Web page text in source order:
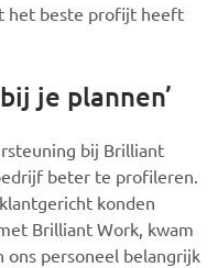
het beste profijt heeft
je plannen’
bij Brilliant
beter te profileren.
konden
Brilliant Work, kwam
ons personeel belangrijk